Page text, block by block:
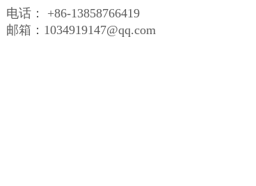
电话： +86-13858766419
邮箱：1034919147@qq.com